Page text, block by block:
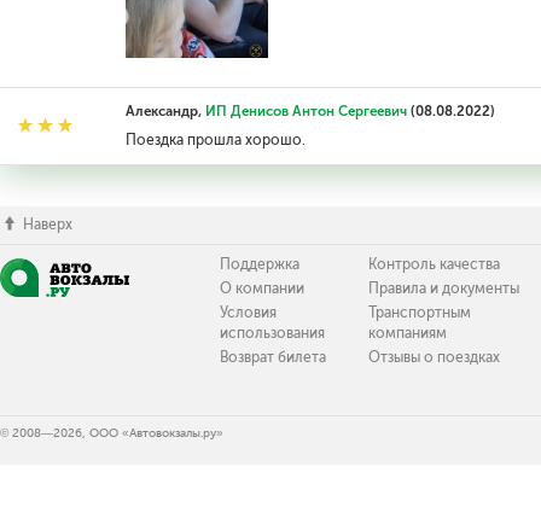
Александр, ИП Денисов Антон Сергеевич(08.08.2022)
Поездка прошла хорошо.
Наверх
Поддержка
О компании
Условия
использования
Возврат билета
Контроль качества
Правила и документы
Транспортным
компаниям
Отзывы о поездках
© 2008—2026, ООО «Автовокзалы.ру»